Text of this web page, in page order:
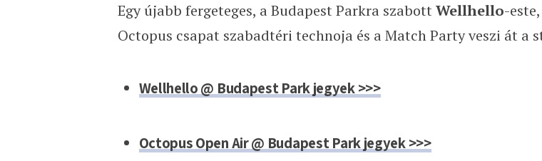
Egy újabb fergeteges, a Budapest Parkra szabott Wellhello-
Octopus csapat szabadtéri technoja és a Match Party veszi át a
Wellhello @ Budapest Park jegyek >>>
Octopus Open Air @ Budapest Park jegyek >>>